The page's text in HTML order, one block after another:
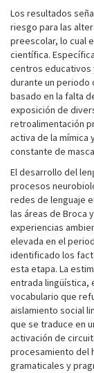
Los resultados
riesgo para las
preescolar, lo cual
científica.
centros educativos
durante un periodo
basado en la falta
exposición de
retroalimentación
activa de la mímica
constante de
El desarrollo del
procesos
redes de lenguaje
las áreas de Broca
experiencias
elevada en el
identificado los
esta etapa. La
entrada lingüística,
vocabulario que
aislamiento social
que se traduce en
activación de
procesamiento del
gramaticales y